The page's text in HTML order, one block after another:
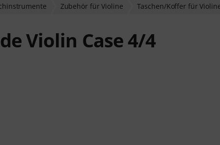
Zubehör für Violine Taschen/Koffer für
Violin Case 4/4